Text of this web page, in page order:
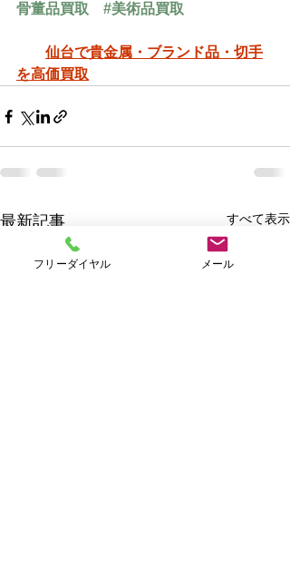
骨董品買取
#美術品買取
仙台で貴金属・ブランド品・切手
を高価買取
最新記事 すべて表示
フリーダイヤル メール